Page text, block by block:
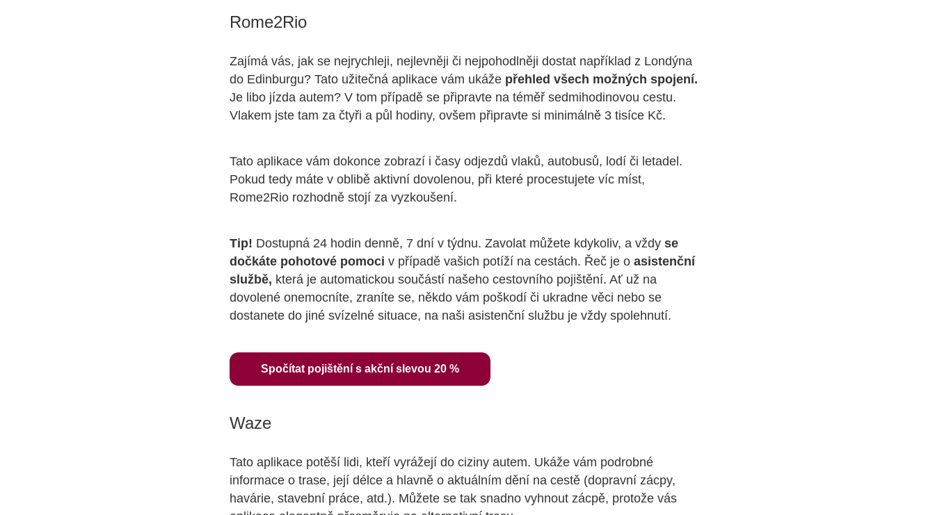
Rome2Rio
Zajímá vás, jak se nejrychleji, nejlevněji či nejpohodlněji dostat například z Londýna
do Edinburgu? Tato užitečná aplikace vám ukáže přehled všech možných spojení.
Je libo jízda autem? V tom případě se připravte na téměř sedmihodinovou cestu.
Vlakem jste tam za čtyři a půl hodiny, ovšem připravte si minimálně 3 tisíce Kč.
Tato aplikace vám dokonce zobrazí i časy odjezdů vlaků, autobusů, lodí či letadel.
Pokud tedy máte v oblibě aktivní dovolenou, při které procestujete víc míst,
Rome2Rio rozhodně stojí za vyzkoušení.
Tip! Dostupná 24 hodin denně, 7 dní v týdnu. Zavolat můžete kdykoliv, a vždy se
dočkáte pohotové pomoci v případě vašich potíží na cestách. Řeč je o asistenční
službě, která je automatickou součástí našeho cestovního pojištění. Ať už na
dovolené onemocníte, zraníte se, někdo vám poškodí či ukradne věci nebo se
dostanete do jiné svízelné situace, na naši asistenční službu je vždy spolehnutí.
Spočítat pojištění s akční slevou 20 %
Waze
Tato aplikace potěší lidi, kteří vyrážejí do ciziny autem. Ukáže vám podrobné
informace o trase, její délce a hlavně o aktuálním dění na cestě (dopravní zácpy,
havárie, stavební práce, atd.). Můžete se tak snadno vyhnout zácpě, protože vás